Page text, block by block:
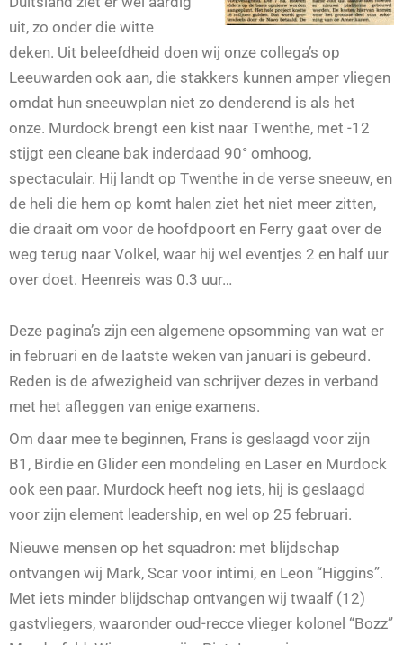
uit, zo onder die witte
deken. Uit beleefdheid doen wij onze collega’s op
Leeuwarden ook aan, die stakkers kunnen amper vliegen
omdat hun sneeuwplan niet zo denderend is als het
onze. Murdock brengt een kist naar Twenthe, met -12
stijgt een cleane bak inderdaad 90° omhoog,
spectaculair. Hij landt op Twenthe in de verse sneeuw, en
de heli die hem op komt halen ziet het niet meer zitten,
die draait om voor de hoofdpoort en Ferry gaat over de
weg terug naar Volkel, waar hij wel eventjes 2 en half uur
over doet. Heenreis was 0.3 uur…
Deze pagina’s zijn een algemene opsomming van wat er
in februari en de laatste weken van januari is gebeurd.
Reden is de afwezigheid van schrijver dezes in verband
met het afleggen van enige examens.
Om daar mee te beginnen, Frans is geslaagd voor zijn
B1, Birdie en Glider een mondeling en Laser en Murdock
ook een paar. Murdock heeft nog iets, hij is geslaagd
voor zijn element leadership, en wel op 25 februari.
Nieuwe mensen op het squadron: met blijdschap
ontvangen wij Mark, Scar voor intimi, en Leon “Higgins”.
Met iets minder blijdschap ontvangen wij twaalf (12)
gastvliegers, waaronder oud-recce vlieger kolonel “Bozz”